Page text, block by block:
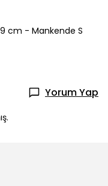
cm - Mankende S
Yorum Yap